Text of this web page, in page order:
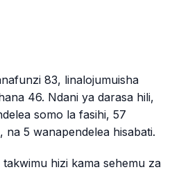
83, linalojumuisha
46. Ndani ya darasa hili,
somo la fasihi, 57
na 5 wanapendelea hisabati.
hizi kama sehemu za